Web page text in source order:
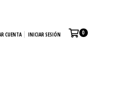
CUENTA INICIAR SESIÓN 0